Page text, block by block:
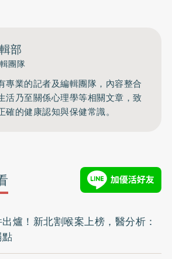
部
團隊
專業的記者及編輯團隊，內容整合
活乃至關係心理學等相關文章，致
的健康認知與保健常識。
爐！新北割喉案上榜，醫分析：